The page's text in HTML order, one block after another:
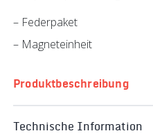
Produktbeschreibung
Technische Information
– Federpaket
– Magneteinheit